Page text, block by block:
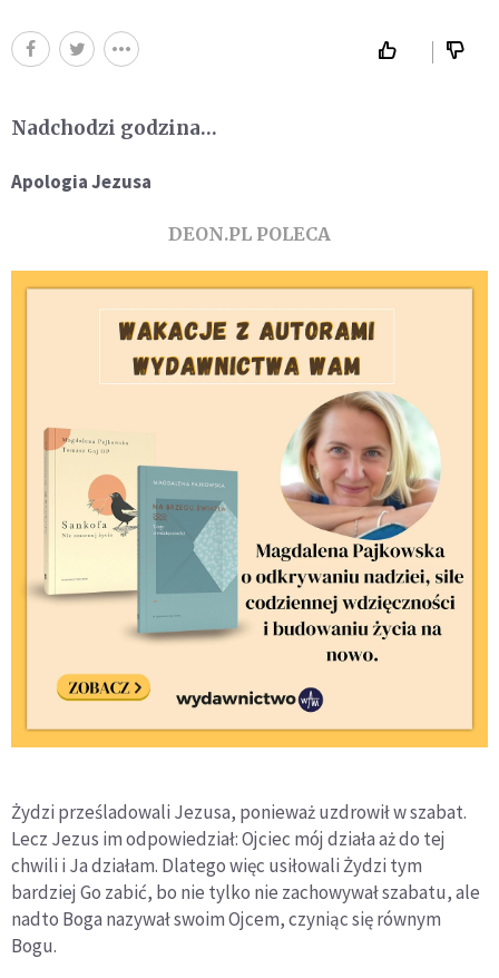
Nadchodzi godzina…
Apologia Jezusa
DEON.PL POLECA
Żydzi prześladowali Jezusa, ponieważ uzdrowił w szabat.
Lecz Jezus im odpowiedział: Ojciec mój działa aż do tej
chwili i Ja działam. Dlatego więc usiłowali Żydzi tym
bardziej Go zabić, bo nie tylko nie zachowywał szabatu, ale
nadto Boga nazywał swoim Ojcem, czyniąc się równym
Bogu.